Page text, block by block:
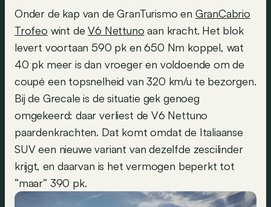
Onder de kap van de GranTurismo en GranCabrio
Trofeo wint deV6 Nettuno aan kracht. Het blok
levert voortaan 590 pk en 650 Nm koppel, wat
40 pk meer is dan vroeger en voldoende om de
coupé een topsnelheid van 320 km/u te bezorgen.
Bij de Grecale is de situatie gek genoeg
omgekeerd: daar verliest de V6 Nettuno
paardenkrachten. Dat komt omdat de Italiaanse
SUV een nieuwe variant van dezelfde zescilinder
krijgt, en daarvan is het vermogen beperkt tot
“maar” 390 pk.